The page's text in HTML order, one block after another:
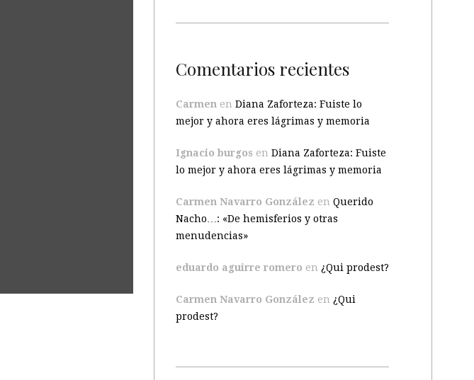
Comentarios recientes
Carmen en Diana Zaforteza: Fuiste lo
mejor y ahora eres lágrimas y memoria
Ignacio burgos en Diana Zaforteza: Fuiste
lo mejor y ahora eres lágrimas y memoria
Carmen Navarro González en Querido
Nacho…: «De hemisferios y otras
menudencias»
eduardo aguirre romero en ¿Qui prodest?
Carmen Navarro González en ¿Qui
prodest?